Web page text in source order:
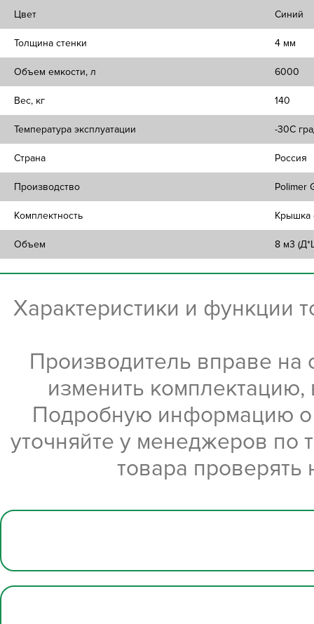
Цвет Синий
Толщина стенки 4 мм
Объем емкости, л 6000
Вес, кг 140
Температура эксплуатации -30C
Страна Россия
Производство Polimer
Комплектность Крышка
Объем 8 м3
Характеристики и функции
Производитель вправе на
изменить комплектацию,
Подробную информацию о
уточняйте у менеджеров по
товара